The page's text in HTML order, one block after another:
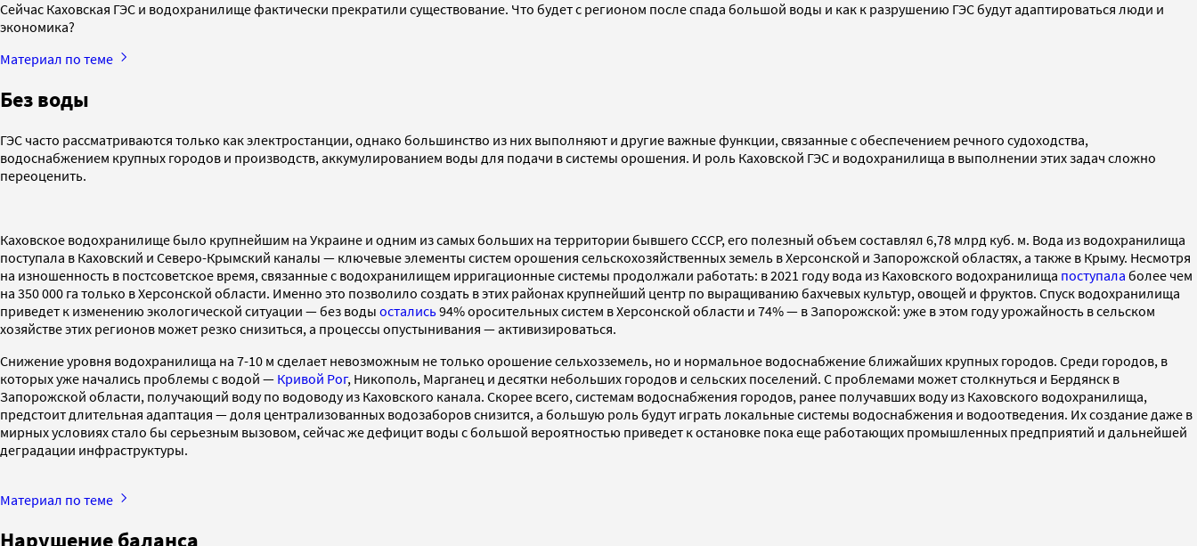
Сейчас Каховская ГЭС и водохранилище фактически прекратили существование. Что будет с регионом после спада большой воды и как к разрушению ГЭС будут адаптироваться люди и
экономика?
Материал по теме
Без воды
ГЭС часто рассматриваются только как электростанции, однако большинство из них выполняют и другие важные функции, связанные с обеспечением речного судоходства,
водоснабжением крупных городов и производств, аккумулированием воды для подачи в системы орошения. И роль Каховской ГЭС и водохранилища в выполнении этих задач сложно
переоценить.
Каховское водохранилище было крупнейшим на Украине и одним из самых больших на территории бывшего СССР, его полезный объем составлял 6,78 млрд куб. м. Вода из водохранилища
поступала в Каховский и Северо-Крымский каналы — ключевые элементы систем орошения сельскохозяйственных земель в Херсонской и Запорожской областях, а также в Крыму. Несмотря
на изношенность в постсоветское время, связанные с водохранилищем ирригационные системы продолжали работать: в 2021 году вода из Каховского водохранилища поступала более чем
на 350 000 га только в Херсонской области. Именно это позволило создать в этих районах крупнейший центр по выращиванию бахчевых культур, овощей и фруктов. Спуск водохранилища
приведет к изменению экологической ситуации — без воды остались94% оросительных систем в Херсонской области и 74% — в Запорожской: уже в этом году урожайность в сельском
хозяйстве этих регионов может резко снизиться, а процессы опустынивания — активизироваться.
Снижение уровня водохранилища на 7-10 м сделает невозможным не только орошение сельхозземель, но и нормальное водоснабжение ближайших крупных городов. Среди городов, в
которых уже начались проблемы с водой — Кривой Рог, Никополь, Марганец и десятки небольших городов и сельских поселений. С проблемами может столкнуться и Бердянск в
Запорожской области, получающий воду по водоводу из Каховского канала. Скорее всего, системам водоснабжения городов, ранее получавших воду из Каховского водохранилища,
предстоит длительная адаптация — доля централизованных водозаборов снизится, а большую роль будут играть локальные системы водоснабжения и водоотведения. Их создание даже в
мирных условиях стало бы серьезным вызовом, сейчас же дефицит воды с большой вероятностью приведет к остановке пока еще работающих промышленных предприятий и дальнейшей
деградации инфраструктуры.
Материал по теме
Нарушение баланса